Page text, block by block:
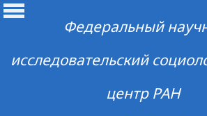
Федеральный
исследовательский
центр РАН